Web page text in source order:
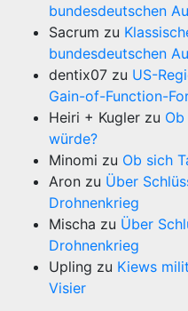
bundesdeutschen
Sacrum zu
bundesdeutschen
dentix07 zu US-
Gain-of-Function-
Heiri + Kugler zu
würde?
Minomi zu Ob sich
Aron zu Über
Drohnenkrieg
Mischa zu Über
Drohnenkrieg
Upling zu Kiews
Visier